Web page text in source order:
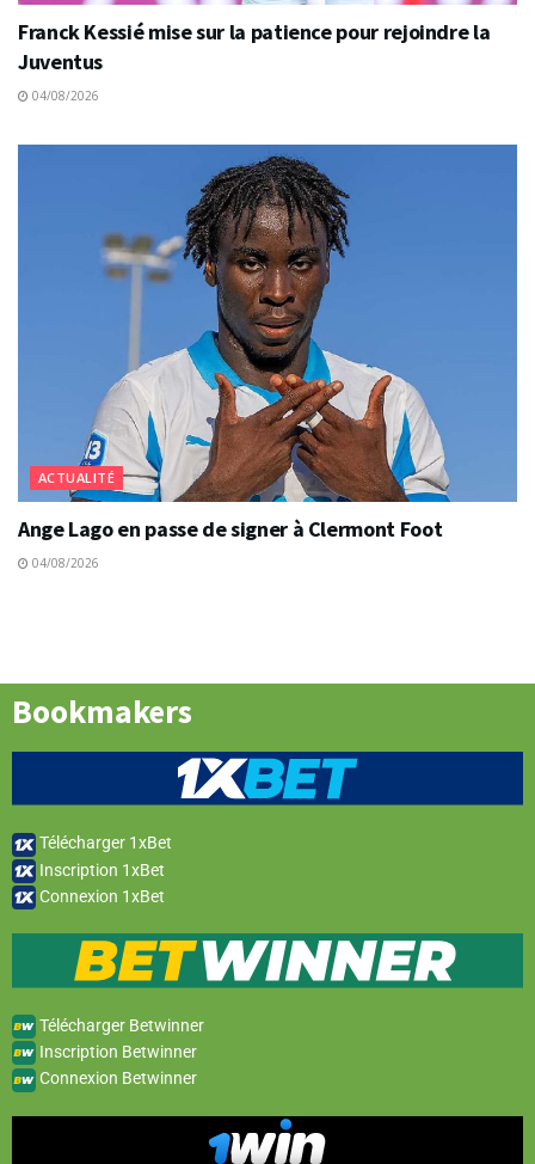
Franck Kessié mise sur la patience pour rejoindre la
Juventus
04/08/2026
ACTUALITÉ
Ange Lago en passe de signer à Clermont Foot
04/08/2026
Bookmakers
Télécharger 1xBet
Inscription 1xBet
Connexion 1xBet
Télécharger Betwinner
Inscription Betwinner
Connexion Betwinner